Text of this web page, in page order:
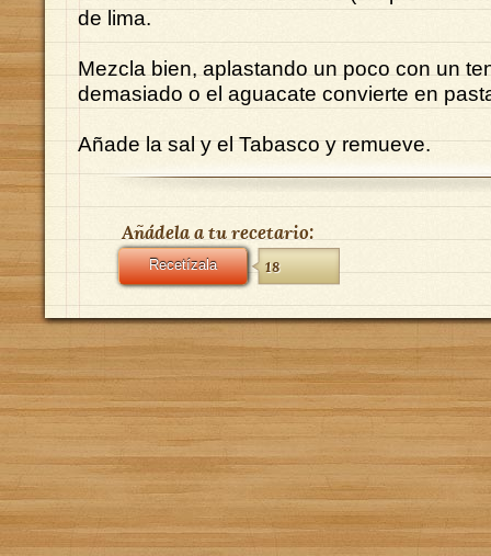
de lima.
Mezcla bien, aplastando un poco con un
demasiado o el aguacate convierte en
Añade la sal y el Tabasco y remueve.
Añádela a tu recetario:
Recetízala 18